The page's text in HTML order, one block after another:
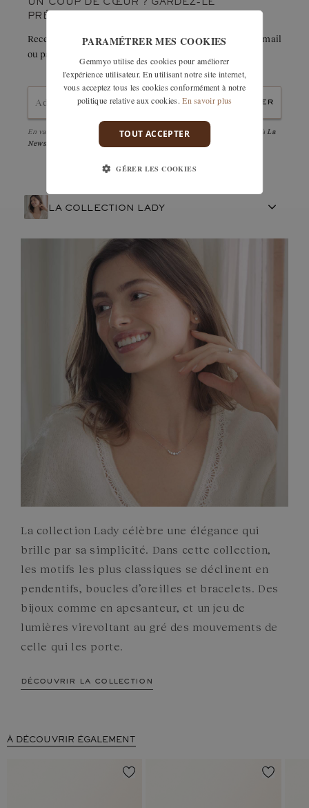
C’est désormais chose faite avec les boucles Lady XL et leurs
UN COUP DE CŒUR ? GARDEZ-LE
PRÉCIEUSEMENT.
Recevez immédiatement le détail de cette création par e-mail
ou partagez-la facilement avec un proche.
envoyer
En validant, j'accepte la politique de confidentialité et d'être abonné à La
Newsletter
LA COLLECTION LADY
ARTISANAT FRANÇAIS
ENGAGEMENTS
La collection Lady célèbre une élégance qui
brille par sa simplicité. Dans cette collection,
les motifs les plus classiques se déclinent en
pendentifs, boucles d’oreilles et bracelets. Des
bijoux comme en apesanteur, et un jeu de
lumières virevoltant au gré des mouvements de
celle qui les porte.
découvrir la collection
À DÉCOUVRIR ÉGALEMENT
PARAMÉTRER MES COOKIES
Gemmyo utilise des cookies pour améliorer
l'expérience utilisateur. En utilisant notre site internet,
vous acceptez tous les cookies conformément à notre
politique relative aux cookies. En savoir plus
TOUT ACCEPTER
GÉRER LES COOKIES